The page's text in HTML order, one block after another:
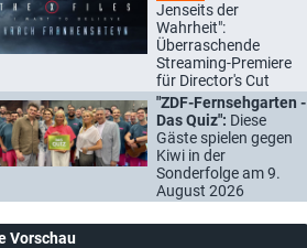
Jenseits der
Wahrheit":
Überraschende
Streaming-Premiere
für Director's Cut
"ZDF-Fernsehgarten -
Das Quiz": Diese
Gäste spielen gegen
Kiwi in der
Sonderfolge am 9.
August 2026
Vorschau